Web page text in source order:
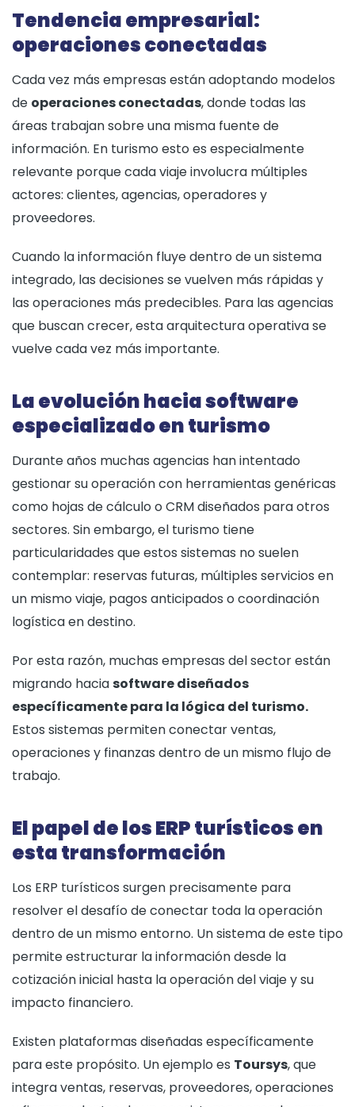
Tendencia empresarial:
operaciones conectadas
Cada vez más empresas están adoptando modelos
de operaciones conectadas, donde todas las
áreas trabajan sobre una misma fuente de
información. En turismo esto es especialmente
relevante porque cada viaje involucra múltiples
actores: clientes, agencias, operadores y
proveedores.
Cuando la información fluye dentro de un sistema
integrado, las decisiones se vuelven más rápidas y
las operaciones más predecibles. Para las agencias
que buscan crecer, esta arquitectura operativa se
vuelve cada vez más importante.
La evolución hacia software
especializado en turismo
Durante años muchas agencias han intentado
gestionar su operación con herramientas genéricas
como hojas de cálculo o CRM diseñados para otros
sectores. Sin embargo, el turismo tiene
particularidades que estos sistemas no suelen
contemplar: reservas futuras, múltiples servicios en
un mismo viaje, pagos anticipados o coordinación
logística en destino.
Por esta razón, muchas empresas del sector están
migrando haciasoftware diseñados
específicamente para la lógica del turismo.
Estos sistemas permiten conectar ventas,
operaciones y finanzas dentro de un mismo flujo de
trabajo.
El papel de los ERP turísticos en
esta transformación
Los ERP turísticos surgen precisamente para
resolver el desafío de conectar toda la operación
dentro de un mismo entorno. Un sistema de este tipo
permite estructurar la información desde la
cotización inicial hasta la operación del viaje y su
impacto financiero.
Existen plataformas diseñadas específicamente
para este propósito. Un ejemplo es Toursys, que
integra ventas, reservas, proveedores, operaciones